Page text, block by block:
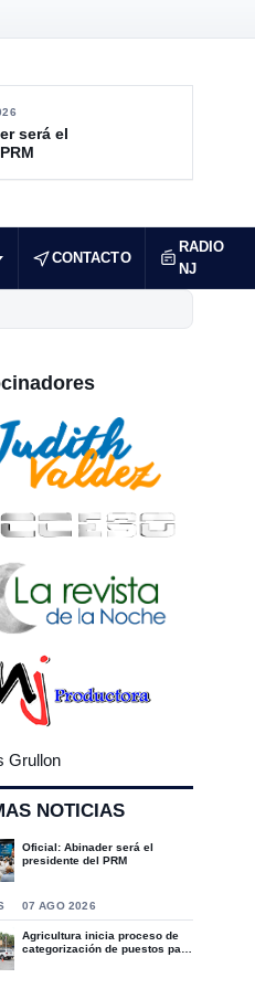
será el
CONTACTO
RADIO
NJ
Grullon
NOTICIAS
Oficial: Abinader será el
presidente del PRM
07 AGO 2026
Agricultura inicia proceso de
categorización de puestos para